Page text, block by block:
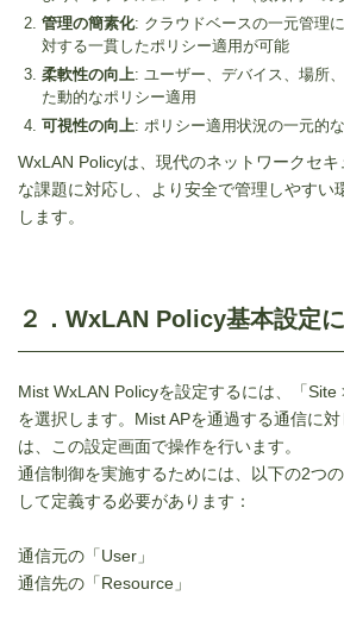
管理の簡素化: クラウドベースの一元管理
対する一貫したポリシー適用が可能
柔軟性の向上: ユーザー、デバイス、場所
た動的なポリシー適用
可視性の向上: ポリシー適用状況の一元的
WxLAN Policyは、現代のネットワークセ
な課題に対応し、より安全で管理しやすい
します。
２．WxLAN Policy基本設定
Mist WxLAN Policyを設定するには、「Site
を選択します。Mist APを通過する通信に
は、この設定画面で操作を行います。
通信制御を実施するためには、以下の2つ
して定義する必要があります：
通信元の「User」
通信先の「Resource」